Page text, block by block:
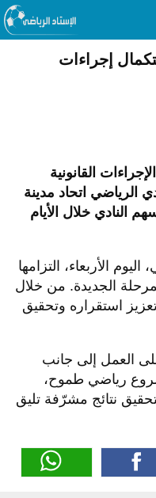
إجراءات
القانونية
الرياضي اتحاد مدينة
النادي خلال الأيام
الأربعاء، التزامها
الجديدة. من خلال
استقراره وتحقيق
العمل إلى جانب
رياضي طموح،
نتائج مشرّفة تليق